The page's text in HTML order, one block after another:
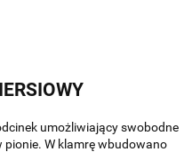
umożliwiający swobodne
W klamrę wbudowano